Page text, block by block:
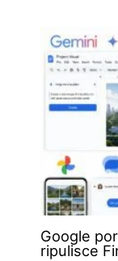
Google
ripulisce